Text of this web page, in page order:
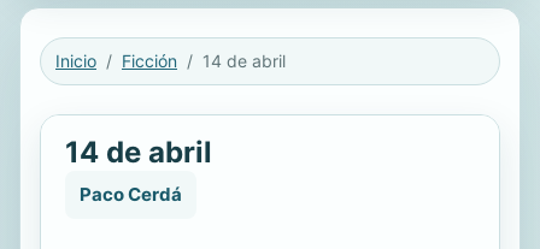
Inicio Ficción 14 de abril
14 de abril
Paco Cerdá